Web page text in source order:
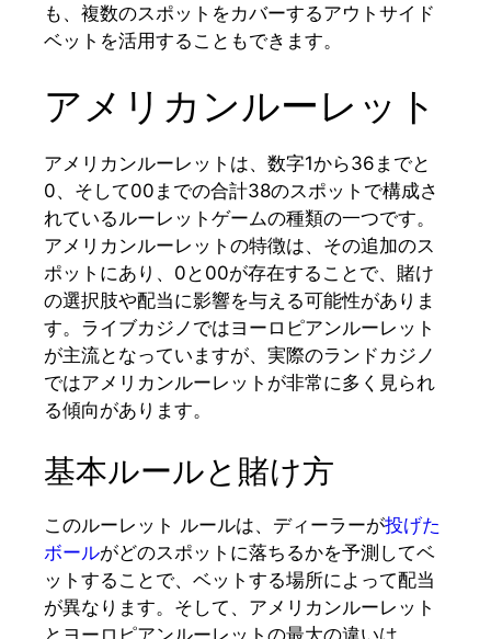
も、複数のスポットをカバーするアウトサイド
ベットを活用することもできます。
アメリカンルーレット
アメリカンルーレットは、数字1から36までと
0、そして00までの合計38のスポットで構成さ
れているルーレットゲームの種類の一つです。
アメリカンルーレットの特徴は、その追加のス
ポットにあり、0と00が存在することで、賭け
の選択肢や配当に影響を与える可能性がありま
す。ライブカジノではヨーロピアンルーレット
が主流となっていますが、実際のランドカジノ
ではアメリカンルーレットが非常に多く見られ
る傾向があります。
基本ルールと賭け方
このルーレット ルールは、ディーラーが投げた
ボールがどのスポットに落ちるかを予測してベ
ットすることで、ベットする場所によって配当
が異なります。そして、アメリカンルーレット
とヨーロピアンルーレットの最大の違いは、